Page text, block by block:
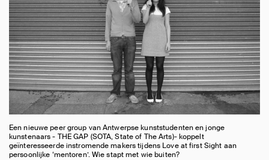
Een nieuwe peer group van Antwerpse kunststudenten en jonge
kunstenaars - THE GAP (SOTA, State of The Arts)- koppelt
geïnteresseerde instromende makers tijdens Love at first Sight aan
persoonlijke ‘mentoren’. Wie stapt met wie buiten?